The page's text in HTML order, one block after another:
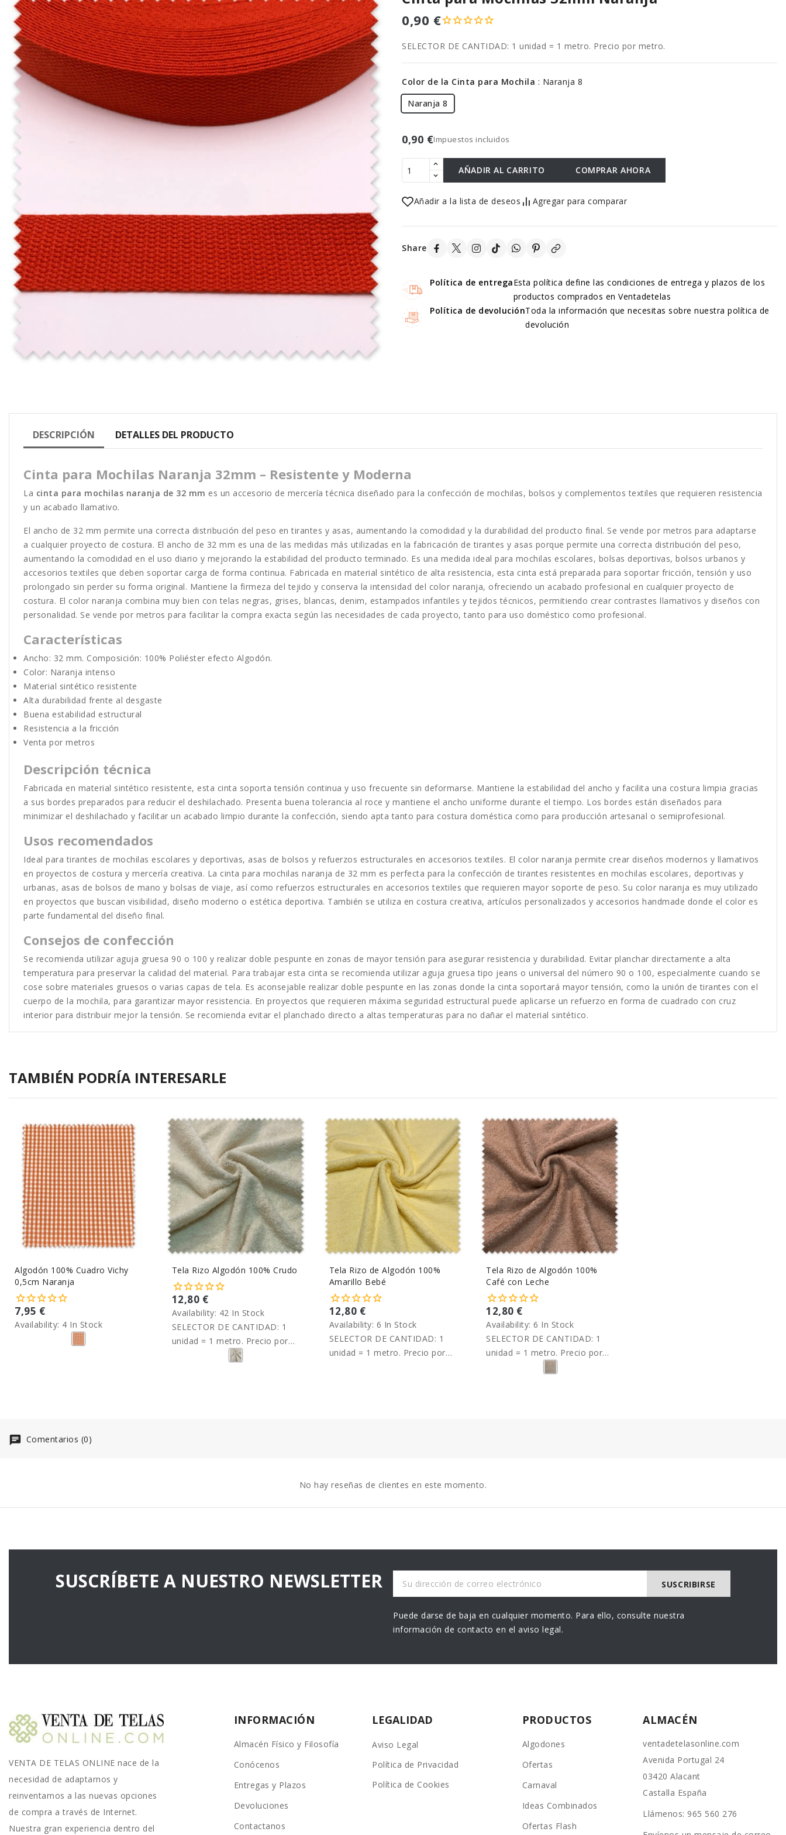
0,90 €
SELECTOR DE CANTIDAD: 1 unidad = 1 metro. Precio por metro.
Color de la Cinta para Mochila : Naranja 8
Naranja 8
0,90 €Impuestos incluidos
AÑADIR AL CARRITO COMPRAR AHORA
Añadir a la lista de deseos Agregar para comparar
Share
Política de entregaEsta política define las condiciones de entrega y plazos de los
productos comprados en Ventadetelas
Política de devoluciónToda la información que necesitas sobre nuestra política de
devolución
DESCRIPCIÓN DETALLES DEL PRODUCTO
Cinta para Mochilas Naranja 32mm – Resistente y Moderna
La cinta para mochilas naranja de 32 mm es un accesorio de mercería técnica diseñado para la confección de mochilas, bolsos y complementos textiles que requieren resistencia
y un acabado llamativo.
El ancho de 32 mm permite una correcta distribución del peso en tirantes y asas, aumentando la comodidad y la durabilidad del producto final. Se vende por metros para adaptarse
a cualquier proyecto de costura. El ancho de 32 mm es una de las medidas más utilizadas en la fabricación de tirantes y asas porque permite una correcta distribución del peso,
aumentando la comodidad en el uso diario y mejorando la estabilidad del producto terminado. Es una medida ideal para mochilas escolares, bolsas deportivas, bolsos urbanos y
accesorios textiles que deben soportar carga de forma continua. Fabricada en material sintético de alta resistencia, esta cinta está preparada para soportar fricción, tensión y uso
prolongado sin perder su forma original. Mantiene la firmeza del tejido y conserva la intensidad del color naranja, ofreciendo un acabado profesional en cualquier proyecto de
costura. El color naranja combina muy bien con telas negras, grises, blancas, denim, estampados infantiles y tejidos técnicos, permitiendo crear contrastes llamativos y diseños con
personalidad. Se vende por metros para facilitar la compra exacta según las necesidades de cada proyecto, tanto para uso doméstico como profesional.
Características
Ancho: 32 mm. Composición: 100% Poliéster efecto Algodón.
Color: Naranja intenso
Material sintético resistente
Alta durabilidad frente al desgaste
Buena estabilidad estructural
Resistencia a la fricción
Venta por metros
Descripción técnica
Fabricada en material sintético resistente, esta cinta soporta tensión continua y uso frecuente sin deformarse. Mantiene la estabilidad del ancho y facilita una costura limpia gracias
a sus bordes preparados para reducir el deshilachado. Presenta buena tolerancia al roce y mantiene el ancho uniforme durante el tiempo. Los bordes están diseñados para
minimizar el deshilachado y facilitar un acabado limpio durante la confección, siendo apta tanto para costura doméstica como para producción artesanal o semiprofesional.
Usos recomendados
Ideal para tirantes de mochilas escolares y deportivas, asas de bolsos y refuerzos estructurales en accesorios textiles. El color naranja permite crear diseños modernos y llamativos
en proyectos de costura y mercería creativa. La cinta para mochilas naranja de 32 mm es perfecta para la confección de tirantes resistentes en mochilas escolares, deportivas y
urbanas, asas de bolsos de mano y bolsas de viaje, así como refuerzos estructurales en accesorios textiles que requieren mayor soporte de peso. Su color naranja es muy utilizado
en proyectos que buscan visibilidad, diseño moderno o estética deportiva. También se utiliza en costura creativa, artículos personalizados y accesorios handmade donde el color es
parte fundamental del diseño final.
Consejos de confección
Se recomienda utilizar aguja gruesa 90 o 100 y realizar doble pespunte en zonas de mayor tensión para asegurar resistencia y durabilidad. Evitar planchar directamente a alta
temperatura para preservar la calidad del material. Para trabajar esta cinta se recomienda utilizar aguja gruesa tipo jeans o universal del número 90 o 100, especialmente cuando se
cose sobre materiales gruesos o varias capas de tela. Es aconsejable realizar doble pespunte en las zonas donde la cinta soportará mayor tensión, como la unión de tirantes con el
cuerpo de la mochila, para garantizar mayor resistencia. En proyectos que requieren máxima seguridad estructural puede aplicarse un refuerzo en forma de cuadrado con cruz
interior para distribuir mejor la tensión. Se recomienda evitar el planchado directo a altas temperaturas para no dañar el material sintético.
TAMBIÉN PODRÍA INTERESARLE
Algodón 100% Cuadro Vichy
0,5cm Naranja
7,95 €
Availability: 4 In Stock
Tela Rizo Algodón 100% Crudo
12,80 €
Availability: 42 In Stock
SELECTOR DE CANTIDAD: 1
unidad = 1 metro. Precio por
Tela Rizo de Algodón 100%
Amarillo Bebé
12,80 €
Availability: 6 In Stock
SELECTOR DE CANTIDAD: 1
unidad = 1 metro. Precio por
Tela Rizo de Algodón 100%
Café con Leche
12,80 €
Availability:6 In Stock
SELECTOR DE CANTIDAD: 1
unidad = 1 metro. Precio por
Comentarios (0)
No hay reseñas de clientes en este momento.
SUSCRÍBETE A NUESTRO NEWSLETTER
Puede darse de baja en cualquier momento. Para ello, consulte nuestra
información de contacto en el aviso legal.
VENTA DE TELAS ONLINE nace de la
necesidad de adaptarnos y
reinventarnos a las nuevas opciones
de compra a través de Internet.
Nuestra gran experiencia dentro del
INFORMACIÓN
Almacén Físico y Filosofía
Conócenos
Entregas y Plazos
Devoluciones
Contactanos
LEGALIDAD
Aviso Legal
Política de Privacidad
Política de Cookies
PRODUCTOS
Algodones
Ofertas
Carnaval
Ideas Combinados
Ofertas Flash
ALMACÉN
ventadetelasonline.com
Avenida Portugal 24
03420 Alacant
Castalla España
Llámenos: 965 560 276